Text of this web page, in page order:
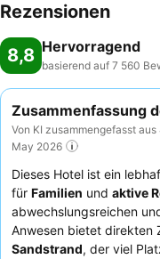
Rezensionen
8,8 Hervorragend
basierend auf 7 560
Zusammenfassung
Von KI zusammengefasst
May 2026
Dieses Hotel ist ein
für Familien und aktive
abwechslungsreichen
Anwesen bietet direkten
Sandstrand, der viel